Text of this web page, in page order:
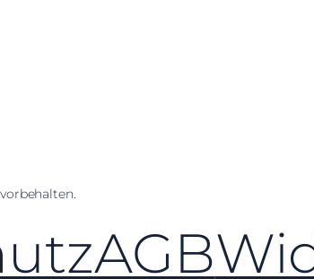
AGB